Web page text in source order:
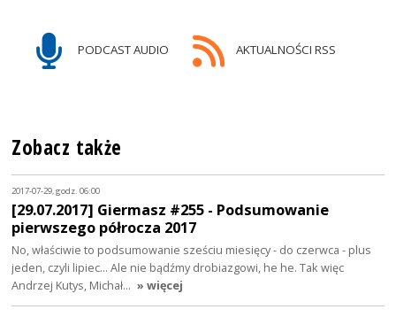
PODCAST AUDIO AKTUALNOŚCI RSS
Zobacz także
2017-07-29, godz. 06:00
[29.07.2017] Giermasz #255 - Podsumowanie
pierwszego półrocza 2017
No, właściwie to podsumowanie sześciu miesięcy - do czerwca - plus
jeden, czyli lipiec... Ale nie bądźmy drobiazgowi, he he. Tak więc
Andrzej Kutys, Michał… » więcej